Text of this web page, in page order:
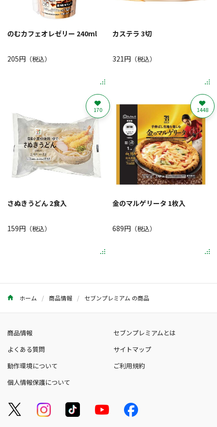
のむカフェオレゼリー 240ml
205円 （税込）
カステラ 3切
321円（税込）
さぬきうどん 2食入
159円 （税込）
170
金のマルゲリータ 1枚入
689円（税込）
1448
ホーム 商品情報 セブンプレミアム の商品
商品情報
セブンプレミアムとは
よくある質問
サイトマップ
動作環境について
ご利用規約
個人情報保護について